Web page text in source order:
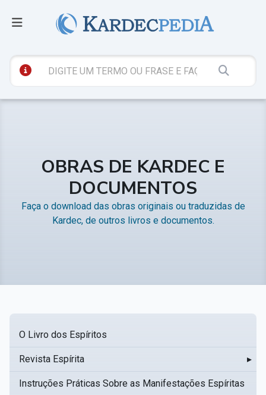
OBRAS DE KARDEC E
DOCUMENTOS
Faça o download das obras originais ou traduzidas de
Kardec, de outros livros e documentos.
O Livro dos Espíritos
Revista Espírita ▸
Instruções Práticas Sobre as Manifestações Espíritas